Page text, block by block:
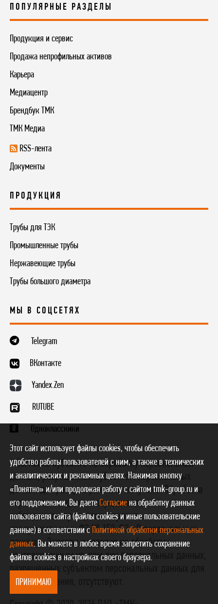
ПОПУЛЯРНЫЕ РАЗДЕЛЫ
Продукция и сервис
Продажа непрофильных активов
Карьера
Медиацентр
Брендбук ТМК
ТМК Медиа
RSS-лента
Документы
ПРОДУКЦИЯ
Трубы для ТЭК
Промышленные трубы
Нержавеющие трубы
Трубы большого диаметра
МЫ В СОЦСЕТЯХ
Telegram
ВКонтакте
Yandex.Zen
RUTUBE
Одноклассники
* Согласие субъекта на обработку персональных
данных, разрешенных субъектом персональных
данных для распространения, получено. Обработка
персональных данных осуществляется с
соблюдением принципов и правил,
предусмотренных ФЗ № 152-ФЗ «О персональных
данных». Запреты и условия на обработку
неограниченным кругом лиц персональных данных,
разрешенных субъектом персональных данных для
распространения, отсутствуют.
Этот сайт использует файлы cookies, чтобы обеспечить
удобство работы пользователей с ним, а также в технических
и аналитических и рекламных целях. Нажимая кнопку
«Понятно» и/или продолжая работу с сайтом tmk-group.ru и
его поддоменами, Вы даете Согласие на обработку данных
пользователя сайта (файлы cookies и иные пользовательские
данные) в соответствии с Политикой обработки персональных
данных. Вы можете в любое время запретить сохранение
файлов cookies в настройках своего браузера.
ПРИНИМАЮ